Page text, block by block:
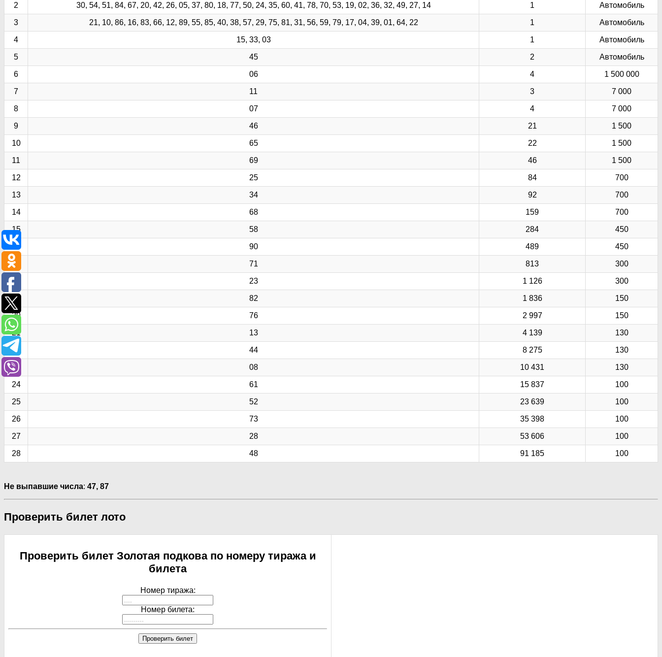
2 30, 54, 51, 84, 67, 20, 42, 26, 05, 37, 80, 18, 77, 50, 24, 35, 60, 41, 78, 70, 53, 19, 02, 36, 32, 49, 27, 14 1 Автомобиль
3 21, 10, 86, 16, 83, 66, 12, 89, 55, 85, 40, 38, 57, 29, 75, 81, 31, 56, 59, 79, 17, 04, 39, 01, 64, 22 1 Автомобиль
4 15, 33, 03 1 Автомобиль
5 45 2 Автомобиль
6 06 4 1 500 000
7 11 3 7 000
8 07 4 7 000
9 46 21 1 500
10 65 22 1 500
11 69 46 1 500
12 25 84 700
13 34 92 700
14 68 159 700
15 58 284 450
16 90 489 450
17 71 813 300
18 23 1 126 300
19 82 1 836 150
20 76 2 997 150
21 13 4 139 130
22 44 8 275 130
23 08 10 431 130
24 61 15 837 100
25 52 23 639 100
26 73 35 398 100
27 28 53 606 100
28 48 91 185 100
Не выпавшие числа: 47, 87
Проверить билет лото
Проверить билет Золотая подкова по номеру тиража и
билета
Номер тиража:
Номер билета:
Проверить билет